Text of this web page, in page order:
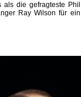
die gefragteste Phil
Ray Wilson für ein